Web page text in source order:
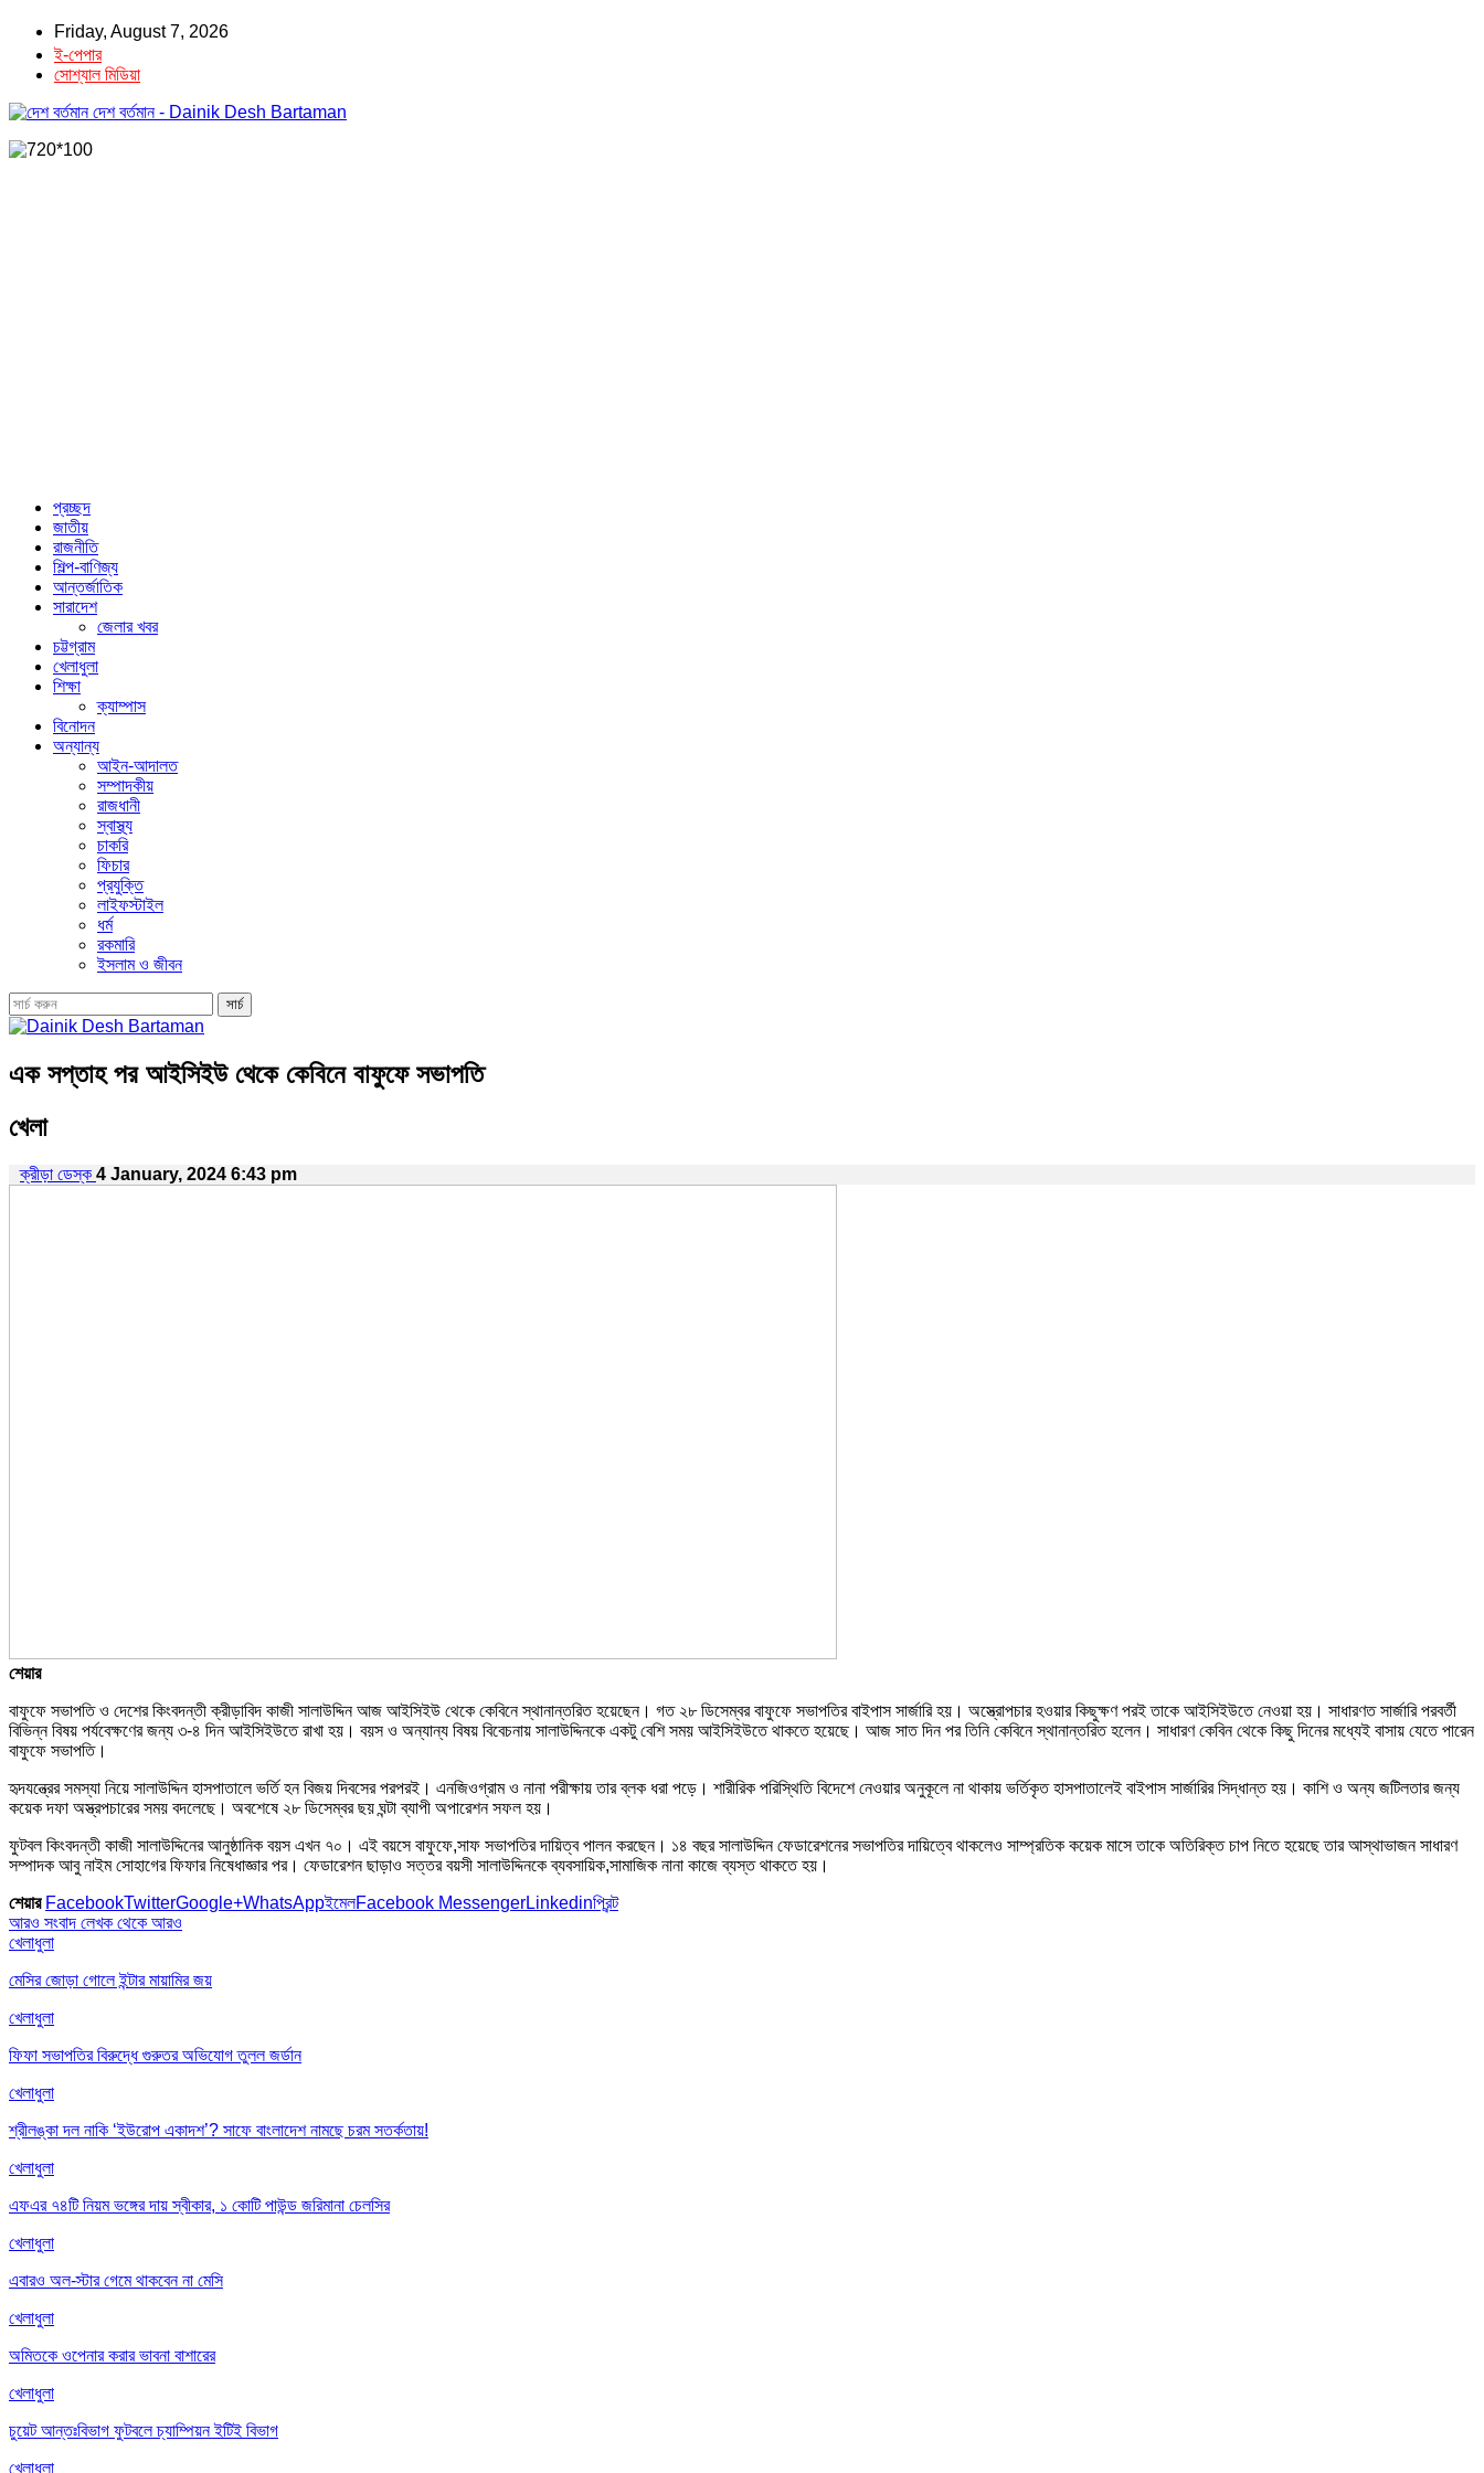
Friday, August 7, 2026
ই-পেপার
সোশ্যাল মিডিয়া
দেশ বর্তমান - Dainik Desh Bartaman
প্রচ্ছদ
জাতীয়
রাজনীতি
শিল্প-বাণিজ্য
আন্তর্জাতিক
সারাদেশ
জেলার খবর
চট্টগ্রাম
খেলাধুলা
শিক্ষা
ক্যাম্পাস
বিনোদন
অন্যান্য
আইন-আদালত
সম্পাদকীয়
রাজধানী
স্বাস্থ্য
চাকরি
ফিচার
প্রযুক্তি
লাইফস্টাইল
ধর্ম
রকমারি
ইসলাম ও জীবন
এক সপ্তাহ পর আইসিইউ থেকে কেবিনে বাফুফে সভাপতি
খেলা
ক্রীড়া ডেস্ক 4 January, 2024 6:43 pm
শেয়ার
বাফুফে সভাপতি ও দেশের কিংবদন্তী ক্রীড়াবিদ কাজী সালাউদ্দিন আজ আইসিইউ থেকে কেবিনে স্থানান্তরিত হয়েছেন। গত ২৮ ডিসেম্বর বাফুফে সভাপতির বাইপাস সার্জারি হয়। অস্ত্রোপচার হওয়ার কিছুক্ষণ পরই তাকে আইসিইউতে নেওয়া হয়। সাধারণত সার্জারি পরবর্তী
বিভিন্ন বিষয় পর্যবেক্ষণের জন্য ৩-৪ দিন আইসিইউতে রাখা হয়। বয়স ও অন্যান্য বিষয় বিবেচনায় সালাউদ্দিনকে একটু বেশি সময় আইসিইউতে থাকতে হয়েছে। আজ সাত দিন পর তিনি কেবিনে স্থানান্তরিত হলেন। সাধারণ কেবিন থেকে কিছু দিনের মধ্যেই বাসায় যেতে পারেন
বাফুফে সভাপতি।
হৃদযন্ত্রের সমস্যা নিয়ে সালাউদ্দিন হাসপাতালে ভর্তি হন বিজয় দিবসের পরপরই। এনজিওগ্রাম ও নানা পরীক্ষায় তার ব্লক ধরা পড়ে। শারীরিক পরিস্থিতি বিদেশে নেওয়ার অনুকূলে না থাকায় ভর্তিকৃত হাসপাতালেই বাইপাস সার্জারির সিদ্ধান্ত হয়। কাশি ও অন্য জটিলতার জন্য
কয়েক দফা অস্ত্রপচারের সময় বদলেছে। অবশেষে ২৮ ডিসেম্বর ছয় ঘন্টা ব্যাপী অপারেশন সফল হয়।
ফুটবল কিংবদন্তী কাজী সালাউদ্দিনের আনুষ্ঠানিক বয়স এখন ৭০। এই বয়সে বাফুফে,সাফ সভাপতির দায়িত্ব পালন করছেন। ১৪ বছর সালাউদ্দিন ফেডারেশনের সভাপতির দায়িত্বে থাকলেও সাম্প্রতিক কয়েক মাসে তাকে অতিরিক্ত চাপ নিতে হয়েছে তার আস্থাভাজন সাধারণ
সম্পাদক আবু নাইম সোহাগের ফিফার নিষেধাজ্ঞার পর। ফেডারেশন ছাড়াও সত্তর বয়সী সালাউদ্দিনকে ব্যবসায়িক,সামাজিক নানা কাজে ব্যস্ত থাকতে হয়।
শেয়ার FacebookTwitterGoogle+WhatsAppইমেলFacebook MessengerLinkedinপ্রিন্ট
আরও সংবাদ লেখক থেকে আরও
খেলাধুলা
মেসির জোড়া গোলে ইন্টার মায়ামির জয়
খেলাধুলা
ফিফা সভাপতির বিরুদ্ধে গুরুতর অভিযোগ তুলল জর্ডান
খেলাধুলা
শ্রীলঙ্কা দল নাকি ‘ইউরোপ একাদশ’? সাফে বাংলাদেশ নামছে চরম সতর্কতায়!
খেলাধুলা
এফএর ৭৪টি নিয়ম ভঙ্গের দায় স্বীকার, ১ কোটি পাউন্ড জরিমানা চেলসির
খেলাধুলা
এবারও অল-স্টার গেমে থাকবেন না মেসি
খেলাধুলা
অমিতকে ওপেনার করার ভাবনা বাশারের
খেলাধুলা
চুয়েট আন্তঃবিভাগ ফুটবলে চ্যাম্পিয়ন ইটিই বিভাগ
খেলাধুলা